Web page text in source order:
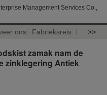
Management Services Co.,
ons Fabrieksreis >>
zamak nam de
zinklegering Antiek